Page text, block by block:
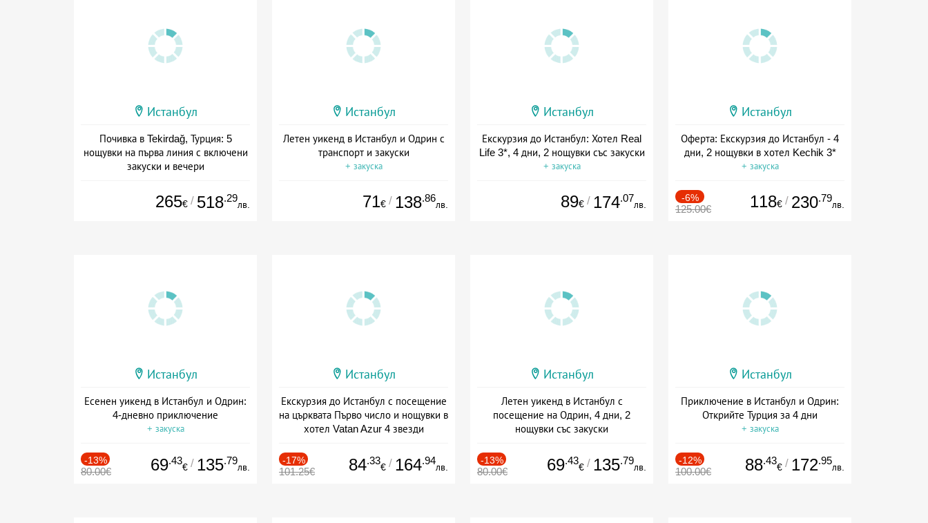
Истанбул
Почивка в Tekirdağ, Турция: 5
нощувки на първа линия с включени
закуски и вечери
265€ / 518.29
лв.
Истанбул
Летен уикенд в Истанбул и Одрин с
транспорт и закуски
+ закуска
71€ / 138.86
лв.
Истанбул
Екскурзия до Истанбул: Хотел Real
Life 3*, 4 дни, 2 нощувки със закуски
+ закуска
89€ / 174.07
лв.
Истанбул
Оферта: Екскурзия до Истанбул - 4
дни, 2 нощувки в хотел Kechik 3*
+ закуска
-6%
125.00€ 118€ / 230.79
лв.
Истанбул
Есенен уикенд в Истанбул и Одрин:
4-дневно приключение
+ закуска
-13%
80.00€ 69.43
€ / 135.79
лв.
Истанбул
Екскурзия до Истанбул с посещение
на църквата Първо число и нощувки в
хотел Vatan Azur 4 звезди
-17%
101.25€ 84.33
€ / 164.94
лв.
Истанбул
Летен уикенд в Истанбул с
посещение на Одрин, 4 дни, 2
нощувки със закуски
-13%
80.00€ 69.43
€ / 135.79
лв.
Истанбул
Приключение в Истанбул и Одрин:
Открийте Турция за 4 дни
+ закуска
-12%
100.00€ 88.43
€ / 172.95
лв.